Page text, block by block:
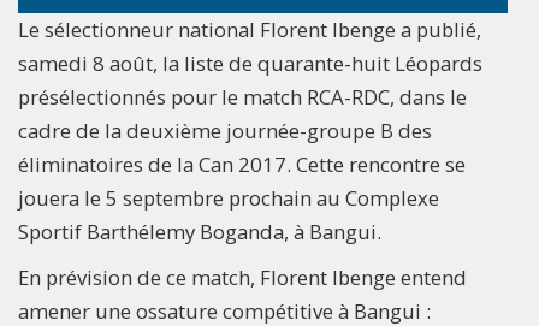
Le sélectionneur national Florent Ibenge a publié,
samedi 8 août, la liste de quarante-huit Léopards
présélectionnés pour le match RCA-RDC, dans le
cadre de la deuxième journée-groupe B des
éliminatoires de la Can 2017. Cette rencontre se
jouera le 5 septembre prochain au Complexe
Sportif Barthélemy Boganda, à Bangui.
En prévision de ce match, Florent Ibenge entend
amener une ossature compétitive à Bangui :